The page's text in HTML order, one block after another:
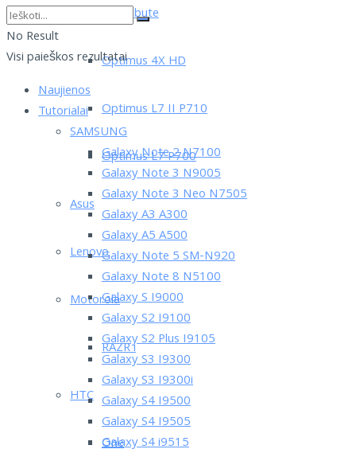
LG Tribute
Optimus 4X HD
Optimus L7 II P710
Optimus L7 P700
Asus
Lenovo
Motorola
RAZR i
HTC
One
No Result
Visi paieškos rezultatai
Naujienos
Tutorialai
SAMSUNG
Galaxy Note 2 N7100
Galaxy Note 3 N9005
Galaxy Note 3 Neo N7505
Galaxy A3 A300
Galaxy A5 A500
Galaxy Note 5 SM-N920
Galaxy Note 8 N5100
Galaxy S I9000
Galaxy S2 I9100
Galaxy S2 Plus I9105
Galaxy S3 I9300
Galaxy S3 I9300i
Galaxy S4 I9500
Galaxy S4 I9505
Galaxy S4 i9515